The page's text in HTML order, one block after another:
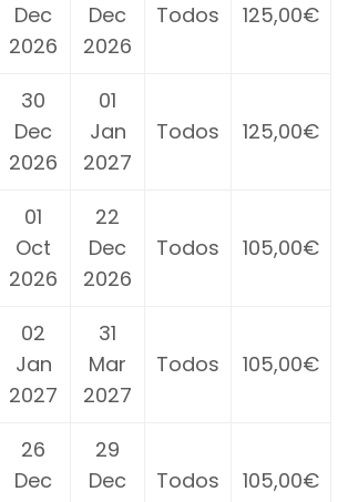
Dec
2026
Dec
2026
Todos 125,00€
30
Dec
2026
01
Jan
2027
Todos 125,00€
01
Oct
2026
22
Dec
2026
Todos 105,00€
02
Jan
2027
31
Mar
2027
Todos 105,00€
26
Dec
29
Dec
Todos 105,00€